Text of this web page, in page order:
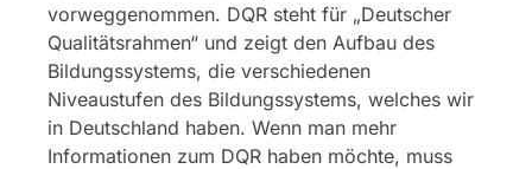
vorweggenommen. DQR steht für „Deutscher
Qualitätsrahmen“ und zeigt den Aufbau des
Bildungssystems, die verschiedenen
Niveaustufen des Bildungssystems, welches wir
in Deutschland haben. Wenn man mehr
Informationen zum DQR haben möchte, muss